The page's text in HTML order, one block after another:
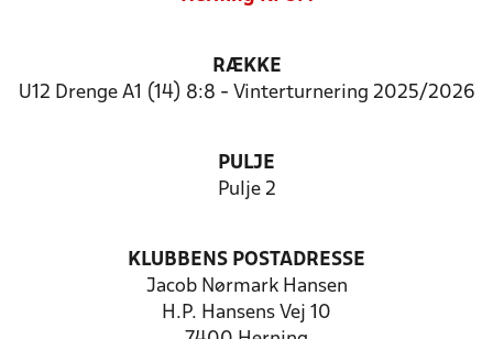
RÆKKE
U12 Drenge A1 (14) 8:8 - Vinterturnering 2025/2026
PULJE
Pulje 2
KLUBBENS POSTADRESSE
Jacob Nørmark Hansen
H.P. Hansens Vej 10